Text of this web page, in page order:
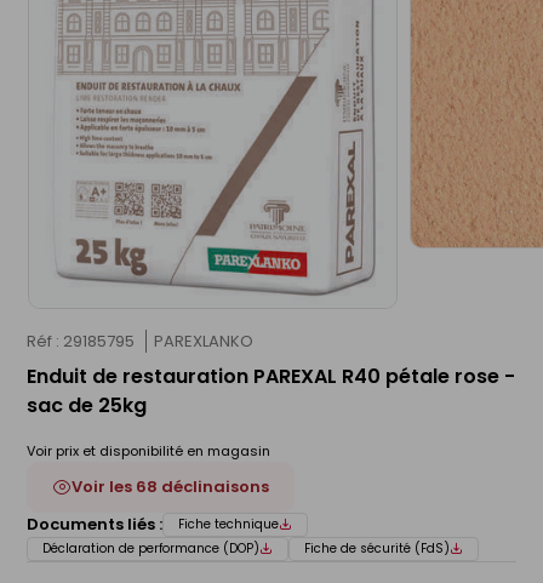
Réf : 29185795 PAREXLANKO
Enduit de restauration PAREXAL R40 pétale rose -
sac de 25kg
Voir prix et disponibilité en magasin
Voir les 68 déclinaisons
Documents liés :
Fiche technique
Déclaration de performance (DOP)
Fiche de sécurité (FdS)